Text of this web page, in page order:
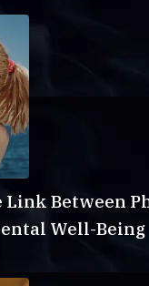
Between
Well-Being